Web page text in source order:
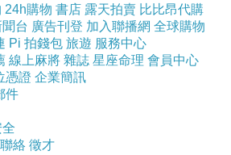
24h購物 書店 露天拍賣 比比昂代購
台 廣告刊登 加入聯播網 全球購物
Pi 拍錢包 旅遊 服務中心
線上麻將 雜誌 星座命理 會員中心
憑證 企業簡訊
件
絡 徵才